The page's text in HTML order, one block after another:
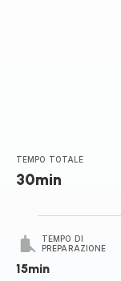
TEMPO TOTALE
30min
TEMPO DI
PREPARAZIONE
15min